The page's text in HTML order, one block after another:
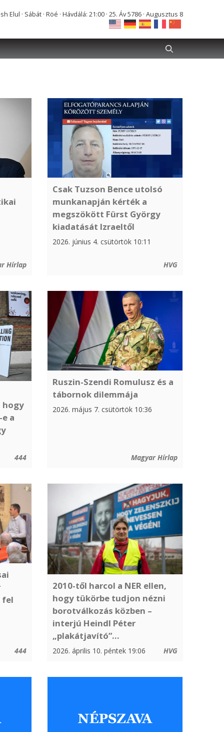
Elul · Sábát · Röé · Hávdálá: 21:00 · 25. Áv 5786 · Augusztus 8
Hírlap
Csak Tuzson Bence utolsó
munkanapján kérték a
megszökött Fürst György
kiadatását Izraeltől
2026. június 4. csütörtök 10:11
HVG
hogy
a
444
Ruszin-Szendi Romulusz és a
tábornok dilemmája
2026. május 7. csütörtök 10:36
Magyar Hírlap
fel
444
2010-től harcol a NER ellen,
hogy tükörbe tudjon nézni
borotválkozás közben –
interjú Heindl Péter
„plakátjavító”...
2026. április 10. péntek 19:06 HVG